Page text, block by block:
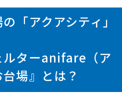
「アクアシティ」
ルターanifare（ア
場』とは？